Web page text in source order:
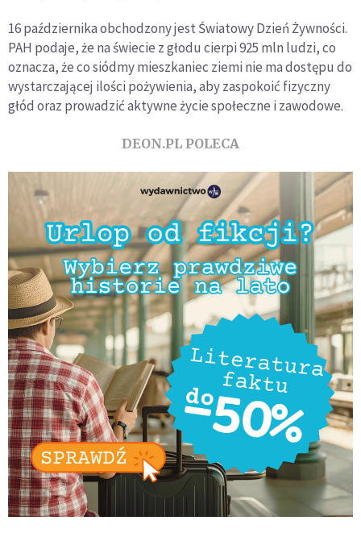
16 października obchodzony jest Światowy Dzień Żywności.
PAH podaje, że na świecie z głodu cierpi 925 mln ludzi, co
oznacza, że co siódmy mieszkaniec ziemi nie ma dostępu do
wystarczającej ilości pożywienia, aby zaspokoić fizyczny
głód oraz prowadzić aktywne życie społeczne i zawodowe.
DEON.PL POLECA